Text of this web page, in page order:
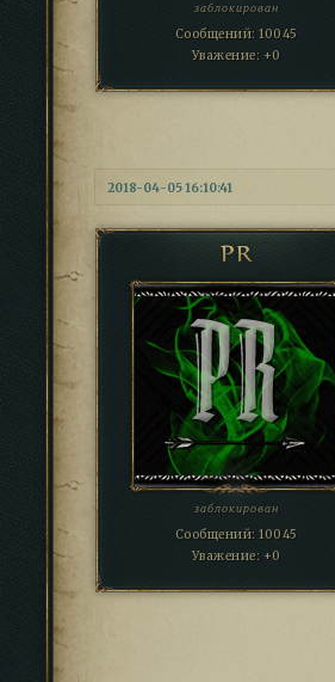
заблокирован
Сообщений: 10045
Уважение: +0
2018-04-05 16:10:41
PR
заблокирован
Сообщений: 10045
Уважение: +0